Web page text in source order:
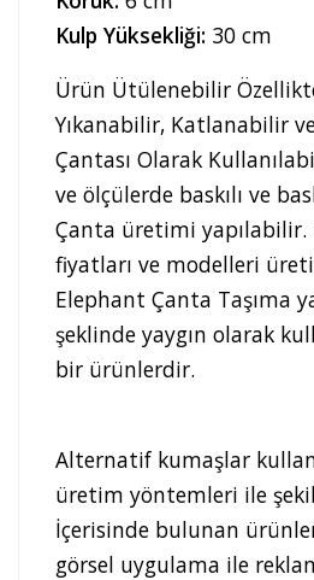
Kulp Yüksekliği: 30 cm
Ürün Ütülenebilir
Yıkanabilir, Katlanabilir
Çantası Olarak
ve ölçülerde baskılı ve
Çanta üretimi yapılabilir.
fiyatları ve modelleri
Elephant Çanta Taşıma
şeklinde yaygın olarak
bir ürünlerdir.
Alternatif kumaşlar
üretim yöntemleri ile
İçerisinde bulunan
görsel uygulama ile